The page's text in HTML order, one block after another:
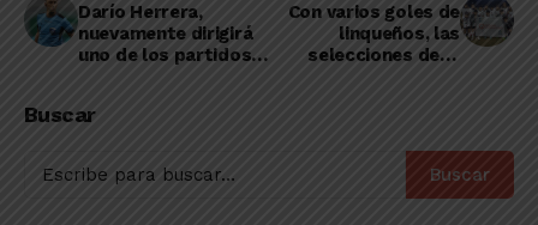
Darío Herrera,
nuevamente dirigirá
uno de los partidos
Con varios goles de
linqueños, las
selecciones de la
Buscar
Buscar